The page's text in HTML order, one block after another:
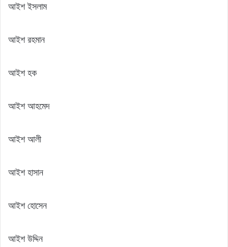
আইশ ইসলাম
আইশ রহমান
আইশ হক
আইশ আহমেদ
আইশ আলী
আইশ হাসান
আইশ হোসেন
আইশ উদ্দিন